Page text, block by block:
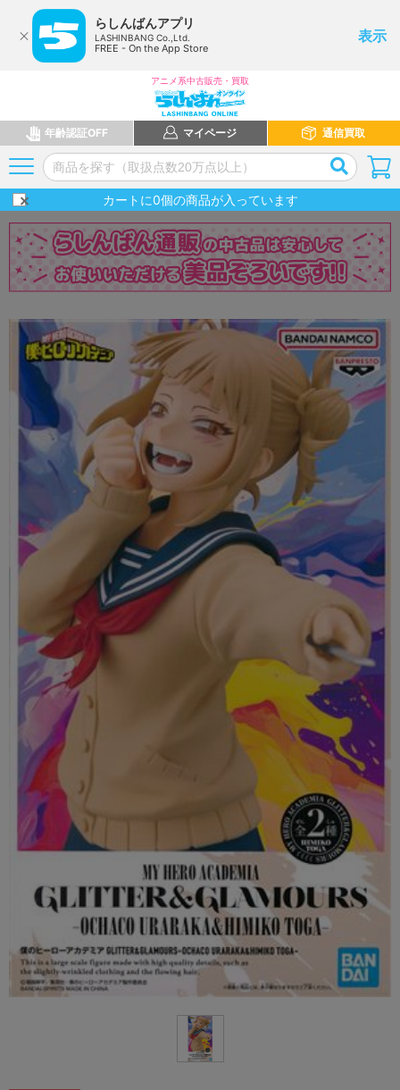
らしんばんアプリ
LASHINBANG Co.,Ltd.
FREE - On the App Store
表示
アニメ系中古販売・買取
年齢認証OFF マイページ 通信買取
カートに0個の商品が入っています